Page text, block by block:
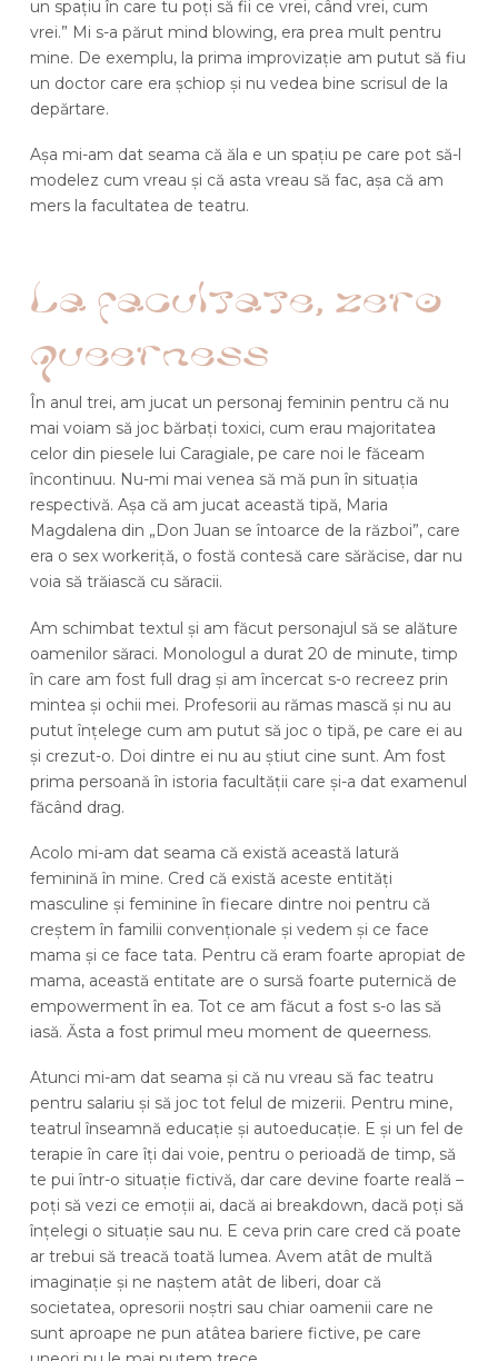
un spațiu în care tu poți să fii ce vrei, când vrei, cum
vrei.” Mi s-a părut mind blowing, era prea mult pentru
mine. De exemplu, la prima improvizație am putut să fiu
un doctor care era șchiop și nu vedea bine scrisul de la
depărtare.
Așa mi-am dat seama că ăla e un spațiu pe care pot să-l
modelez cum vreau și că asta vreau să fac, așa că am
mers la facultatea de teatru.
La facultate, zero
queerness
În anul trei, am jucat un personaj feminin pentru că nu
mai voiam să joc bărbați toxici, cum erau majoritatea
celor din piesele lui Caragiale, pe care noi le făceam
încontinuu. Nu-mi mai venea să mă pun în situația
respectivă. Așa că am jucat această tipă, Maria
Magdalena din „Don Juan se întoarce de la război”, care
era o sex workeriță, o fostă contesă care sărăcise, dar nu
voia să trăiască cu săracii.
Am schimbat textul și am făcut personajul să se alăture
oamenilor săraci. Monologul a durat 20 de minute, timp
în care am fost full drag și am încercat s-o recreez prin
mintea și ochii mei. Profesorii au rămas mască și nu au
putut înțelege cum am putut să joc o tipă, pe care ei au
și crezut-o. Doi dintre ei nu au știut cine sunt. Am fost
prima persoană în istoria facultății care și-a dat examenul
făcând drag.
Acolo mi-am dat seama că există această latură
feminină în mine. Cred că există aceste entități
masculine și feminine în fiecare dintre noi pentru că
creștem în familii convenționale și vedem și ce face
mama și ce face tata. Pentru că eram foarte apropiat de
mama, această entitate are o sursă foarte puternică de
empowerment în ea. Tot ce am făcut a fost s-o las să
iasă. Ăsta a fost primul meu moment de queerness.
Atunci mi-am dat seama și că nu vreau să fac teatru
pentru salariu și să joc tot felul de mizerii. Pentru mine,
teatrul înseamnă educație și autoeducație. E și un fel de
terapie în care îți dai voie, pentru o perioadă de timp, să
te pui într-o situație fictivă, dar care devine foarte reală –
poți să vezi ce emoții ai, dacă ai breakdown, dacă poți să
înțelegi o situație sau nu. E ceva prin care cred că poate
ar trebui să treacă toată lumea. Avem atât de multă
imaginație și ne naștem atât de liberi, doar că
societatea, opresorii noștri sau chiar oamenii care ne
sunt aproape ne pun atâtea bariere fictive, pe care